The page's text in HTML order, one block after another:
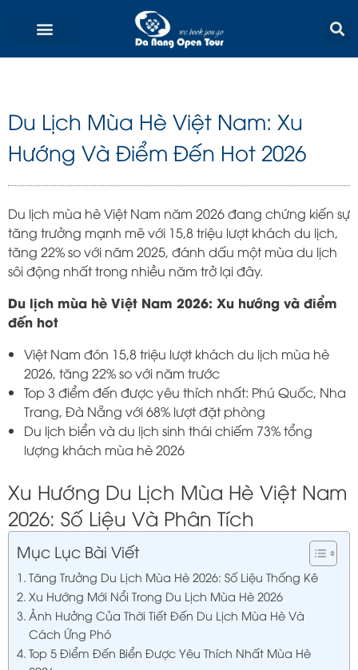
Du Lịch Mùa Hè Việt Nam: Xu
Hướng Và Điểm Đến Hot 2026
Du lịch mùa hè Việt Nam năm 2026 đang chứng kiến sự
tăng trưởng mạnh mẽ với 15,8 triệu lượt khách du lịch,
tăng 22% so với năm 2025, đánh dấu một mùa du lịch
sôi động nhất trong nhiều năm trở lại đây.
Du lịch mùa hè Việt Nam 2026: Xu hướng và điểm
đến hot
Việt Nam đón 15,8 triệu lượt khách du lịch mùa hè
2026, tăng 22% so với năm trước
Top 3 điểm đến được yêu thích nhất: Phú Quốc, Nha
Trang, Đà Nẵng với 68% lượt đặt phòng
Du lịch biển và du lịch sinh thái chiếm 73% tổng
lượng khách mùa hè 2026
Xu Hướng Du Lịch Mùa Hè Việt Nam
2026: Số Liệu Và Phân Tích
Mục Lục Bài Viết
Tăng Trưởng Du Lịch Mùa Hè 2026: Số Liệu Thống Kê
Xu Hướng Mới Nổi Trong Du Lịch Mùa Hè 2026
Ảnh Hưởng Của Thời Tiết Đến Du Lịch Mùa Hè Và
Cách Ứng Phó
Top 5 Điểm Đến Biển Được Yêu Thích Nhất Mùa Hè